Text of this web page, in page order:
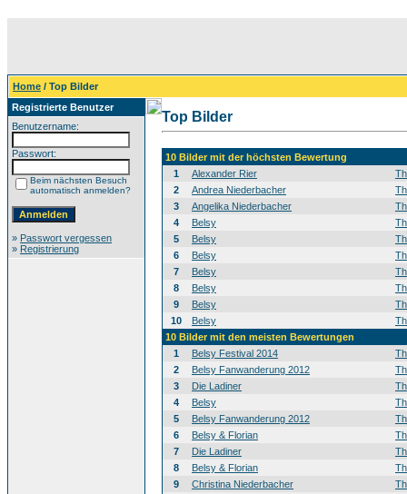
Home / Top Bilder
Registrierte Benutzer
Benutzername:
Passwort:
Beim nächsten Besuch
automatisch anmelden?
» Passwort vergessen
» Registrierung
Top Bilder
10 Bilder mit der höchsten Bewertung
1
Alexander Rier
2
Andrea Niederbacher
3
Angelika Niederbacher
4
Belsy
5
Belsy
6
Belsy
7
Belsy
8
Belsy
9
Belsy
10
Belsy
10 Bilder mit den meisten Bewertungen
1
Belsy Festival 2014
2
Belsy Fanwanderung 2012
3
Die Ladiner
4
Belsy
5
Belsy Fanwanderung 2012
6
Belsy & Florian
7
Die Ladiner
8
Belsy & Florian
9
Christina Niederbacher